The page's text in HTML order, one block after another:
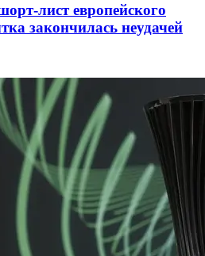
лист европейского
закончилась неудачей